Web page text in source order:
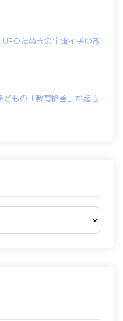
たぬきの宇宙イチゆる
もの「教育格差」が起き